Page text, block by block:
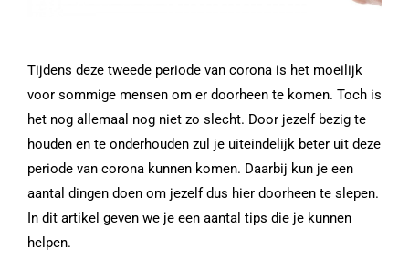
Tijdens deze tweede periode van corona is het moeilijk
voor sommige mensen om er doorheen te komen. Toch is
het nog allemaal nog niet zo slecht. Door jezelf bezig te
houden en te onderhouden zul je uiteindelijk beter uit deze
periode van corona kunnen komen. Daarbij kun je een
aantal dingen doen om jezelf dus hier doorheen te slepen.
In dit artikel geven we je een aantal tips die je kunnen
helpen.